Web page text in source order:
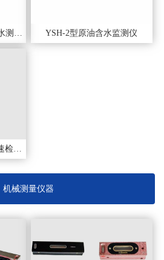
HQBX-3型便携式原 油含水测定仪 YSH-2型原油含水监测仪
YSH-6K型原 油含水率快速检测装置
机械测量仪器